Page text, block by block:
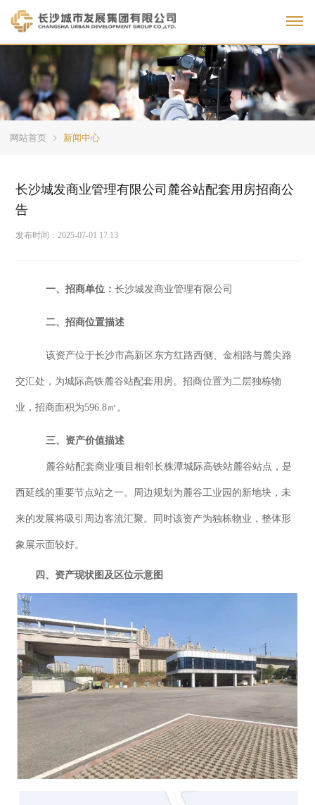
网站首页 新闻中心
长沙城发商业管理有限公司麓谷站配套用房招商公
告
发布时间： 2025-07-01 17:13
一、招商单位： 长沙城发商业管理有限公司
二、 招商位置描述
该资产位于长沙市高新区东方红路西侧、金相路与麓尖路
交汇处，为城际高铁麓谷站配套用房。招商位置为二层独栋物
业 ， 招商面积为596.8㎡。
三、 资产价值描述
麓谷站配套商业项目相邻长株潭城际高铁站麓谷站点，是
西延线的重要节点站之一。周边规划为麓谷工业园的新地块，未
来的发展将吸引周边客流汇聚。同时该资产为独栋物业，整体形
象展示面较好。
四、 资产现状图及 区位示意图